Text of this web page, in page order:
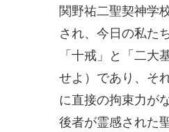
関野祐二聖契神
され、今日の私た
「十戒」と「二大
せよ）であり、そ
に直接の拘束力が
後者が霊感された